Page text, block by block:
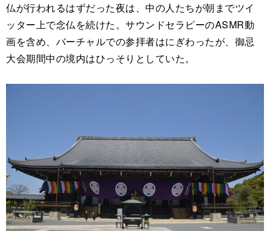
仏が行われるはずだった夜は、中の人たちが朝までツイ
ッター上で念仏を続けた。サウンドセラピーのASMR動
画を含め、バーチャルでの参拝者はにぎわったが、御忌
大会期間中の境内はひっそりとしていた。